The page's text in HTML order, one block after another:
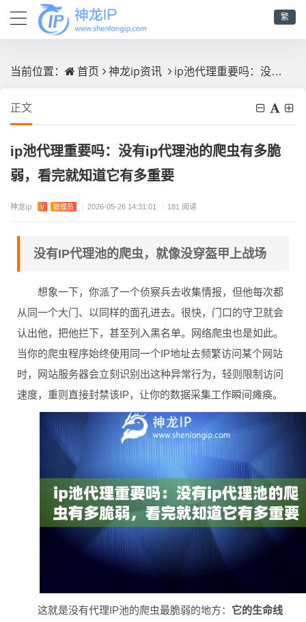
繁
当前位置： 首页 神龙ip资讯 ip池代理重要吗：没有ip代理池的爬虫有多脆弱，看完就知道它有多重要
正文
ip池代理重要吗：没有ip代理池的爬虫有多脆
弱，看完就知道它有多重要
神龙ip V 管理员 / 2026-05-26 14:31:01 / 181 阅读
没有IP代理池的爬虫，就像没穿盔甲上战场
想象一下，你派了一个侦察兵去收集情报，但他每次都
从同一个大门、以同样的面孔进去。很快，门口的守卫就会
认出他，把他拦下，甚至列入黑名单。网络爬虫也是如此。
当你的爬虫程序始终使用同一个IP地址去频繁访问某个网站
时，网站服务器会立刻识别出这种异常行为，轻则限制访问
速度，重则直接封禁该IP，让你的数据采集工作瞬间瘫痪。
这就是没有代理IP池的爬虫最脆弱的地方： 它的生命线